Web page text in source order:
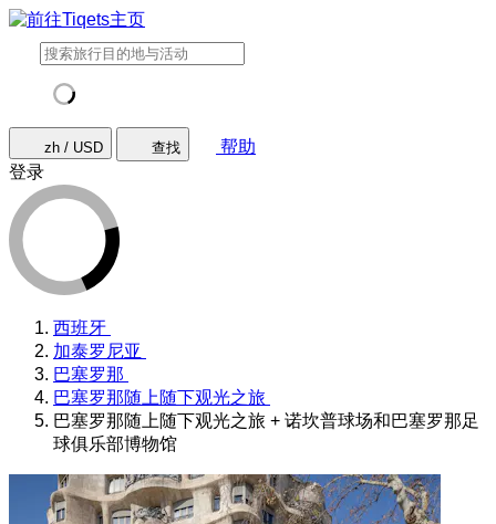
zh / USD 查找
帮助
登录
西班牙
加泰罗尼亚
巴塞罗那
巴塞罗那随上随下观光之旅
巴塞罗那随上随下观光之旅 + 诺坎普球场和巴塞罗那足
球俱乐部博物馆